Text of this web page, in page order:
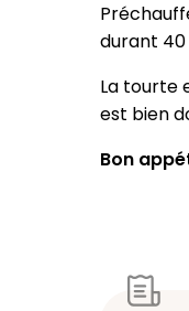
durant
La tourte
est bien
Bon